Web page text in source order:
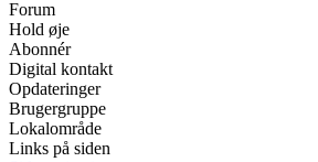
Forum
Hold øje
Abonnér
Digital kontakt
Opdateringer
Brugergruppe
Lokalområde
Links på siden